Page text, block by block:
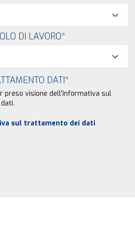
DI LAVORO*
DATI*
preso visione dell'informativa sul
sul trattamento dei dati